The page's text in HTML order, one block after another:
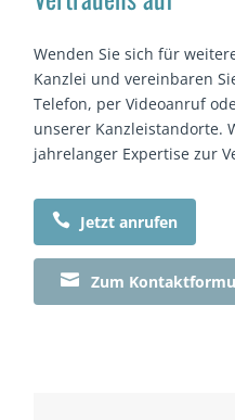
Wenden Sie sich für
Kanzlei und vereinbaren
Telefon, per Videoanruf
unserer Kanzleistandorte.
jahrelanger Expertise zur
 Jetzt anrufen
 Zum